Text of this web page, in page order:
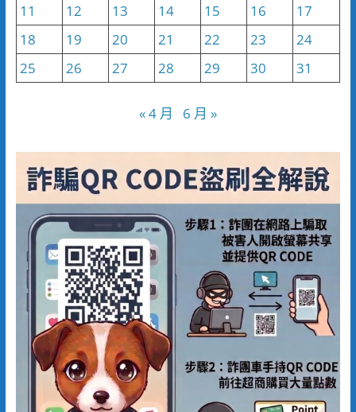
11
12 13 14 15 16
17
18
19 20 21 22 23
24
25
26 27 28 29 30 31
« 4 月 6 月 »